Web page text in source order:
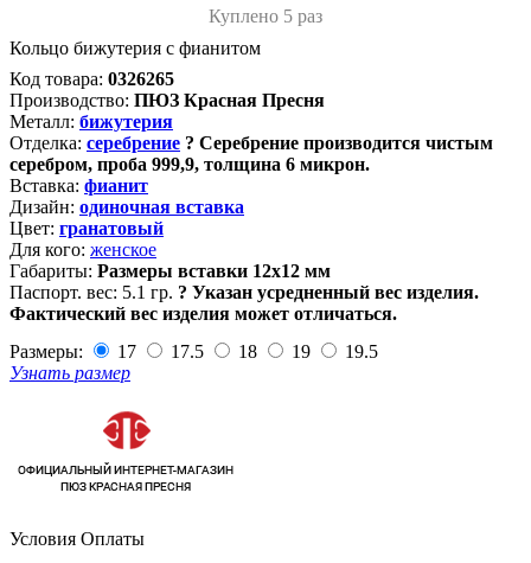
Куплено 5 раз
Кольцо бижутерия с фианитом
Код товара: 0326265
Производство: ПЮЗ Красная Пресня
Металл: бижутерия
Отделка: серебрение ? Серебрение производится чистым
серебром, проба 999,9, толщина 6 микрон.
Вставка: фианит
Дизайн: одиночная вставка
Цвет: гранатовый
Для кого: женское
Габариты: Размеры вставки 12х12 мм
Паспорт. вес: 5.1 гр. ? Указан усредненный вес изделия.
Фактический вес изделия может отличаться.
Размеры:
17 17.5 18 19
19.5
Узнать размер
Условия Оплаты